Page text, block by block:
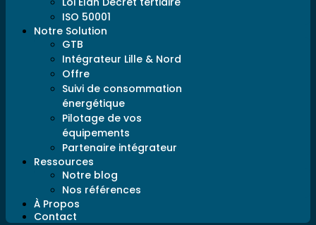
ISO 50001
Notre Solution
GTB
Intégrateur Lille & Nord
Offre
Suivi de consommation
énergétique
Pilotage de vos
équipements
Partenaire intégrateur
Ressources
Notre blog
Nos références
À Propos
Contact